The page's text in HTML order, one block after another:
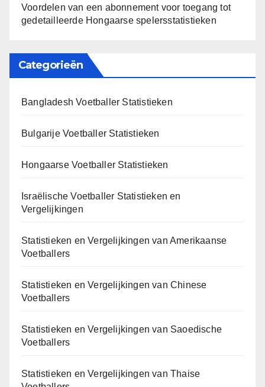
Voordelen van een abonnement voor toegang tot
gedetailleerde Hongaarse spelersstatistieken
Categorieën
Bangladesh Voetballer Statistieken
Bulgarije Voetballer Statistieken
Hongaarse Voetballer Statistieken
Israëlische Voetballer Statistieken en
Vergelijkingen
Statistieken en Vergelijkingen van Amerikaanse
Voetballers
Statistieken en Vergelijkingen van Chinese
Voetballers
Statistieken en Vergelijkingen van Saoedische
Voetballers
Statistieken en Vergelijkingen van Thaise